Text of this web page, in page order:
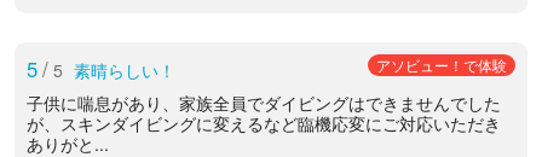
5/ 5 素晴らしい！ アソビュー！で体験
子供に喘息があり、家族全員でダイビングはできませんでした
が、スキンダイビングに変えるなど臨機応変にご対応いただき
ありがと...